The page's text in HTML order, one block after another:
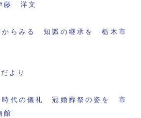
藤 洋文
からみる 知識の継承を 栃木市
より
時代の儀礼 冠婚葬祭の姿を 市
館